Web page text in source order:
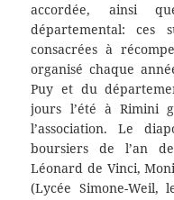
accordée, ainsi
départemental: ces
consacrées à
organisé chaque
Puy et du
jours l’été à Rimini
l’association. Le
boursiers de l’an
Léonard de Vinci,
(Lycée Simone-Weil,